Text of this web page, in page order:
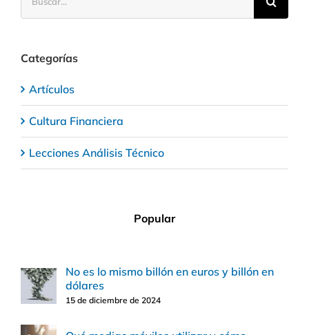
Categorías
Artículos
Cultura Financiera
Lecciones Análisis Técnico
Popular
No es lo mismo billón en euros y billón en
dólares
15 de diciembre de 2024